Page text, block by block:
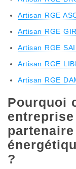
Artisan RGE
Artisan RGE
Artisan RGE
Artisan RGE
Artisan RGE
Pourquoi
?